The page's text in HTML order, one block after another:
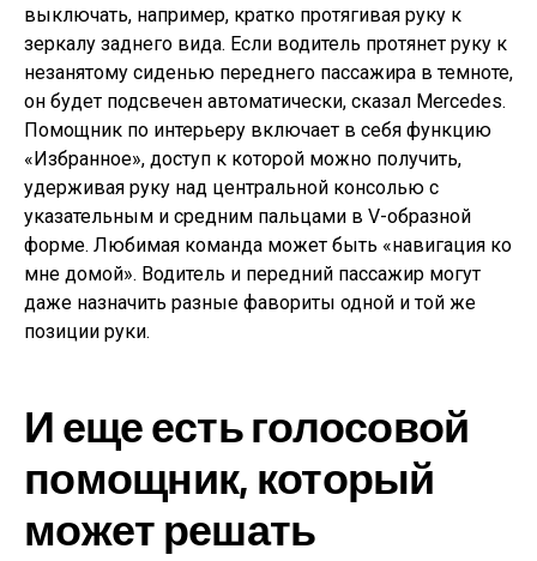
выключать, например, кратко протягивая руку к
зеркалу заднего вида. Если водитель протянет руку к
незанятому сиденью переднего пассажира в темноте,
он будет подсвечен автоматически, сказал Mercedes.
Помощник по интерьеру включает в себя функцию
«Избранное», доступ к которой можно получить,
удерживая руку над центральной консолью с
указательным и средним пальцами в V-образной
форме. Любимая команда может быть «навигация ко
мне домой». Водитель и передний пассажир могут
даже назначить разные фавориты одной и той же
позиции руки.
И еще есть голосовой
помощник, который
может решать